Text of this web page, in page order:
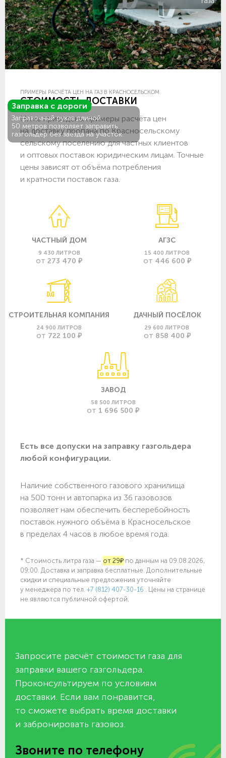
Заправка с дороги
Заправочный рукав длиной
50 метров позволяет заправить
газгольдер без заезда на участок.
ПРИМЕРЫ РАСЧЁТА ЦЕН НА ГАЗ В КРАСНОСЕЛЬСКОМ
СТОИМОСТЬ ДОСТАВКИ
Ниже приведены примеры расчёта цен
на доставку пропана по Красносельскому
сельскому поселению для частных клиентов
и оптовых поставок юридическим лицам. Точные
цены зависят от объёма потребления
и кратности поставок газа.
ЧАСТНЫЙ ДОМ
9 430 ЛИТРОВ
ОТ 273 470 ₽
АГЗС
15 400 ЛИТРОВ
ОТ 446 600 ₽
СТРОИТЕЛЬНАЯ КОМПАНИЯ
24 900 ЛИТРОВ
ОТ 722 100 ₽
ДАЧНЫЙ ПОСЁЛОК
29 600 ЛИТРОВ
ОТ 858 400 ₽
ЗАВОД
58 500 ЛИТРОВ
ОТ 1 696 500 ₽
Есть все допуски нa заправку газгольдера
любой конфигурации.
Наличие собственного газового хранилища
на 500 тонн и автопарка из 36 газовозов
позволяет нам обеспечить бесперебойность
поставок нужного объёма в Красносельское
в пределах 4 часов в любое время года.
* Стоимость литра газа — от 29₽ по данным на 09.08.2026,
09:00. Доставка и заправка бесплатные. Дополнительные
скидки и специальные предложения уточняйте
у менеджера по тел. +7 (812) 407-30-16 . Цены на странице
не являются публичной офертой.
Запросите расчёт стоимости газа для
заправки вашего газгольдера.
Проконсультируем по условиям
доставки. Если вам понравится,
то сможете выбрать время доставки
и забронировать газовоз.
Звоните по телефону